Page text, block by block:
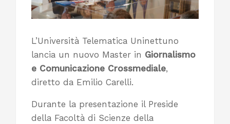
L’Università Telematica Uninettuno
lancia un nuovo Master in Giornalismo
e Comunicazione Crossmediale,
diretto da Emilio Carelli.
Durante la presentazione il Preside
della Facoltà di Scienze della